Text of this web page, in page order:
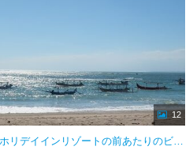
12
クタ南部のビーチ。ホリデイインリゾートの前あたりのビーチです。 ビーチは賑わっていますが、人多すぎで混んでいるということはありません。 海には船が何隻も浮かんでいました。 昼と夕方に行きましたが、夕方の日没時には多く